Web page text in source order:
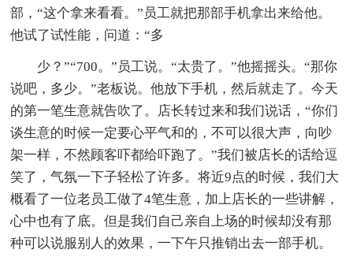
部，“这个拿来看看。”员工就把那部手机拿出来给他。
他试了试性能，问道：“多
少？”“700。”员工说。“太贵了。”他摇摇头。“那你
说吧，多少。”老板说。他放下手机，然后就走了。今天
的第一笔生意就告吹了。店长转过来和我们说话，“你们
谈生意的时候一定要心平气和的，不可以很大声，向吵
架一样，不然顾客吓都给吓跑了。”我们被店长的话给逗
笑了，气氛一下子轻松了许多。将近9点的时候，我们大
概看了一位老员工做了4笔生意，加上店长的一些讲解，
心中也有了底。但是我们自己亲自上场的时候却没有那
种可以说服别人的效果，一下午只推销出去一部手机。